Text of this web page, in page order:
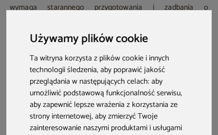
Używamy plików cookie
Ta witryna korzysta z plików cookie i innych
technologii śledzenia, aby poprawić jakość
przeglądania w następujących celach:aby
umożliwić podstawową funkcjonalność serwisu,
aby zapewnić lepsze wrażenia z korzystania ze
strony internetowej,aby zmierzyć Twoje
zainteresowanie naszymi produktami i usługami
wymaga starannego przygotowania i zadbania o
kozę do ogrodu zimowego oraz jak bezpiecznie je